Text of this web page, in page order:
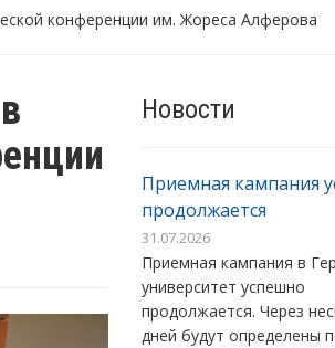
конференции им. Жореса Алферова
Новости
Приемная кампания
продолжается
31.07.2026
Приемная кампания в
университет успешно
продолжается. Через
дней будут определены